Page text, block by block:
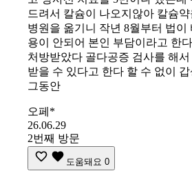
드려서 칼슘이 나오지않아 칼슘
병원을 옮기니 작년 8월부터 법이
용이 안되어 본인 부담이라고 한
처방받았다 골다공증 검사를 해
받을 수 있다고 한다 할 수 없이
그동안
오페*
26.06.29
2번째 방문
도움돼요 0